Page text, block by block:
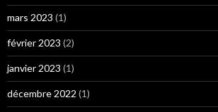
mars 2023 (1)
février 2023 (2)
janvier 2023 (1)
décembre 2022 (1)